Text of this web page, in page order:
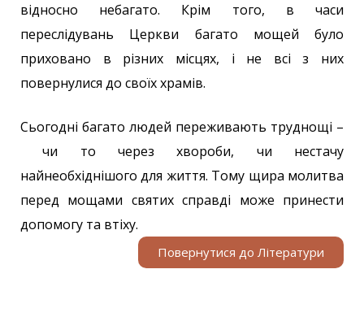
відносно небагато. Крім того, в часи
переслідувань Церкви багато мощей було
приховано в різних місцях, і не всі з них
повернулися до своїх храмів.
Сьогодні багато людей переживають труднощі –
чи то через хвороби, чи нестачу
найнеобхіднішого для життя. Тому щира молитва
перед мощами святих справді може принести
допомогу та втіху.
Повернутися до Літератури